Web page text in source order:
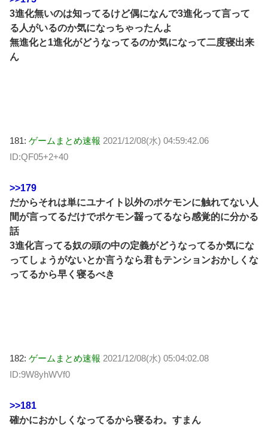
3進化無いのは知ってるけど偶になんで3進化って言って
る人がいるのか気になっちゃったんよ
無進化と1進化がどうなってるのか気になって二度寝出来
ん
181: ゲームまとめ速報 2021/12/08(水) 04:59:42.06
ID:QF05+2+40
>>179
だからそれは単にユナイト以外のポケモンに触れてない人
間が言ってるだけでポケモン齧ってるなら感覚的に分かる
話
3進化言ってる奴の頭の中の定義がどうなってるか気にな
ってしょうがないとか言うなら君もテンションおかしくな
ってるから早く寝るべき
182: ゲームまとめ速報 2021/12/08(水) 05:04:02.08
ID:9W8yhWVf0
>>181
確かにおかしくなってるから寝るわ。すまん